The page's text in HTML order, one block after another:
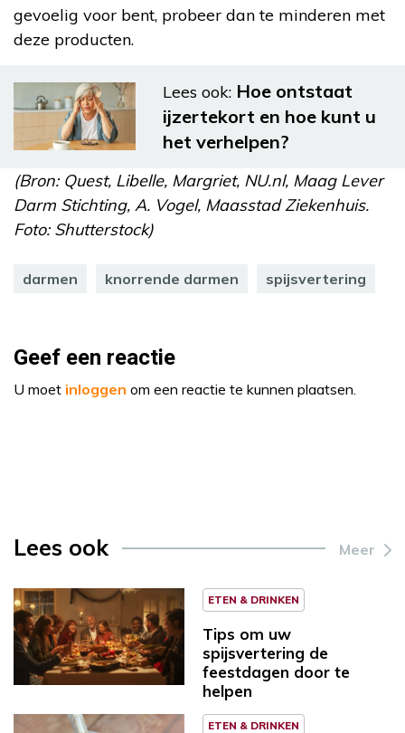
gevoelig voor bent, probeer dan te minderen met
deze producten.
Lees ook: Hoe ontstaat
ijzertekort en hoe kunt u
het verhelpen?
(Bron: Quest, Libelle, Margriet, NU.nl, Maag Lever
Darm Stichting, A. Vogel, Maasstad Ziekenhuis.
Foto: Shutterstock)
darmen knorrende darmen spijsvertering
Geef een reactie
U moet inloggen om een reactie te kunnen plaatsen.
Lees ook Meer
ETEN & DRINKEN
Tips om uw
spijsvertering de
feestdagen door te
helpen
ETEN & DRINKEN